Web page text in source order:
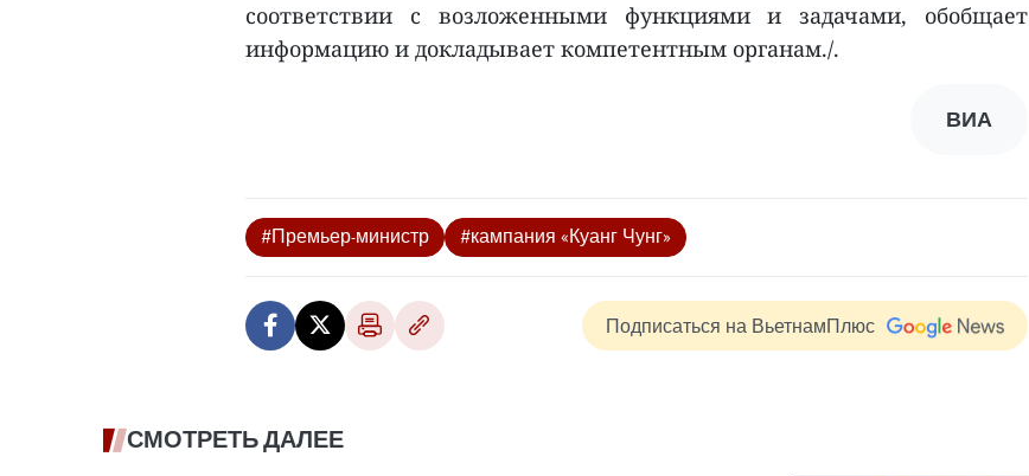
соответствии с возложенными функциями и задачами, обобщает
информацию и докладывает компетентным органам./.
ВИА
#Премьер-министр #кампания «Куанг Чунг»
Подписаться на ВьетнамПлюс
СМОТРЕТЬ ДАЛЕЕ